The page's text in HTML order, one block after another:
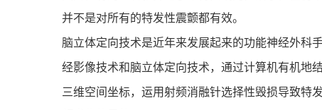
并不是对所有的特发性震颤都有效。
脑立体定向技术是近年来发展起来的功能神经外科
经影像技术和脑立体定向技术，通过计算机有机地
三维空间坐标，运用射频消融针选择性毁损导致特